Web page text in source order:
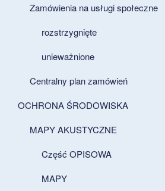
Zamówienia na usługi społeczne
rozstrzygnięte
unieważnione
Centralny plan zamówień
OCHRONA ŚRODOWISKA
MAPY AKUSTYCZNE
Część OPISOWA
MAPY